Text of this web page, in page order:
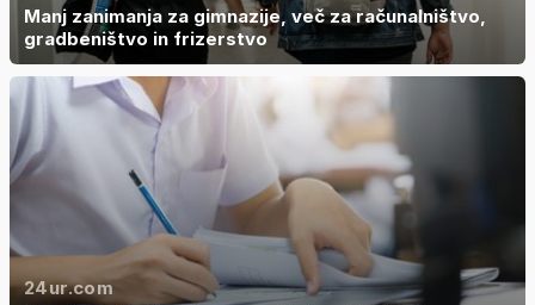
Manj zanimanja za gimnazije, več za računalništvo,
gradbeništvo in frizerstvo
24ur.com